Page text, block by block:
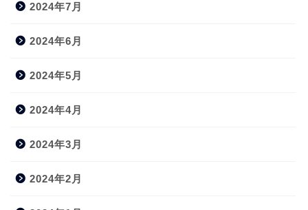
2024年7月
2024年6月
2024年5月
2024年4月
2024年3月
2024年2月